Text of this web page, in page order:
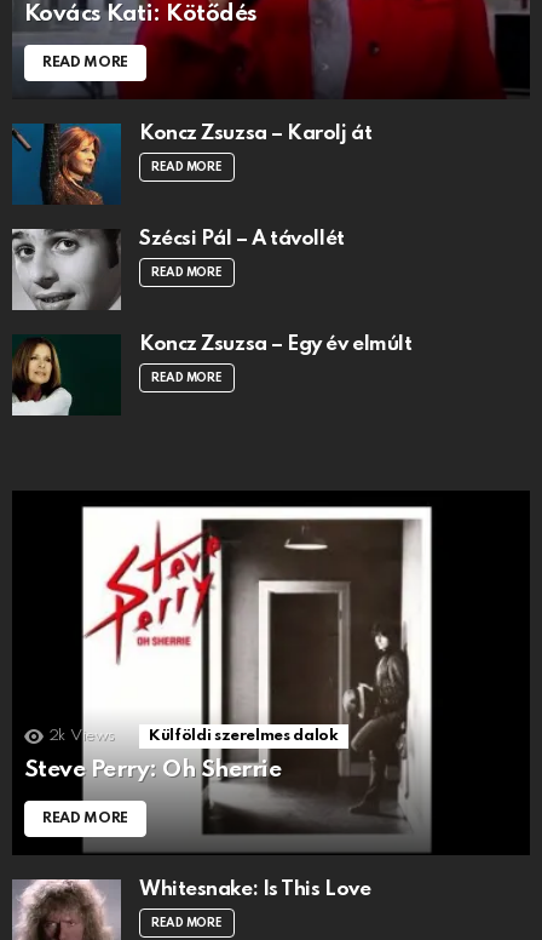
Kovács Kati: Kötődés
READ MORE
Koncz Zsuzsa – Karolj át
READ MORE
Szécsi Pál – A távollét
READ MORE
Koncz Zsuzsa – Egy év elmúlt
READ MORE
2k Views Külföldi szerelmes dalok
Steve Perry: Oh Sherrie
READ MORE
Whitesnake: Is This Love
READ MORE